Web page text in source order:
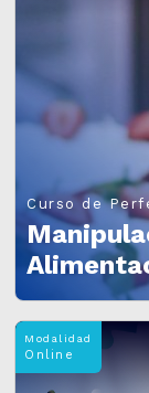
Curso de
Modalidad
Online